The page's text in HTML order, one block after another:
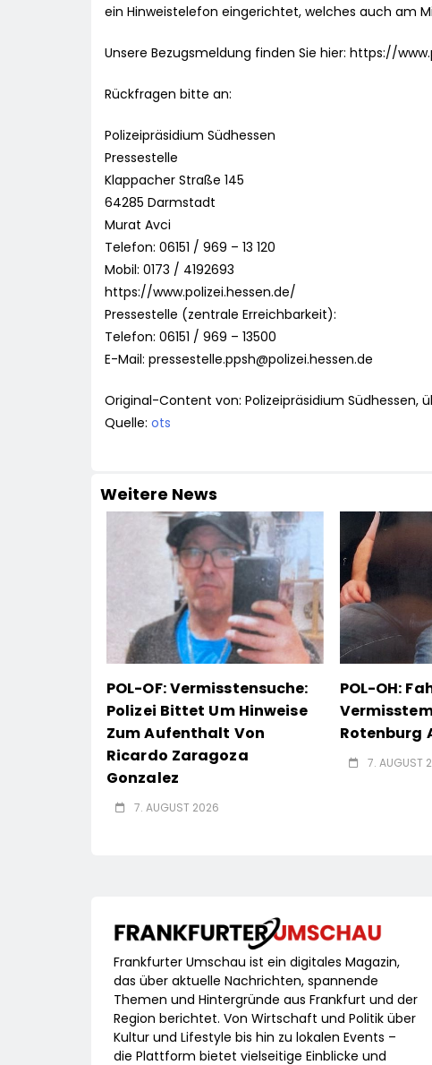
ein Hinweistelefon eingerichtet, welches auch am
Unsere Bezugsmeldung finden Sie hier: https://
Rückfragen bitte an:
Polizeipräsidium Südhessen
Pressestelle
Klappacher Straße 145
64285 Darmstadt
Murat Avci
Telefon: 06151 / 969 – 13 120
Mobil: 0173 / 4192693
https://www.polizei.hessen.de/
Pressestelle (zentrale Erreichbarkeit):
Telefon: 06151 / 969 – 13500
E-Mail: pressestelle.ppsh@polizei.hessen.de
Original-Content von: Polizeipräsidium Südhessen,
Quelle: ots
Weitere News
POL-OF: Vermisstensuche:
Polizei Bittet Um Hinweise
Zum Aufenthalt Von
Ricardo Zaragoza
Gonzalez
7. AUGUST 2026
POL-OH:
Rotenburg
7. AUGUST
Frankfurter Umschau ist ein digitales Magazin,
das über aktuelle Nachrichten, spannende
Themen und Hintergründe aus Frankfurt und der
Region berichtet. Von Wirtschaft und Politik über
Kultur und Lifestyle bis hin zu lokalen Events –
die Plattform bietet vielseitige Einblicke und